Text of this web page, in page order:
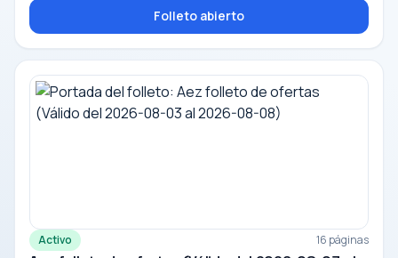
Folleto abierto
Activo 16 páginas